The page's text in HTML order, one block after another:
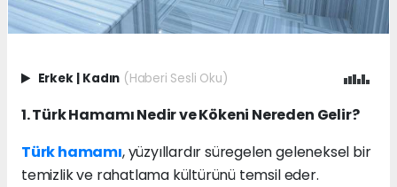
Erkek | Kadın (Haberi Sesli Oku)
1. Türk Hamamı Nedir ve Kökeni Nereden Gelir?
Türk hamamı, yüzyıllardır süregelen geleneksel bir
temizlik ve rahatlama kültürünü temsil eder.